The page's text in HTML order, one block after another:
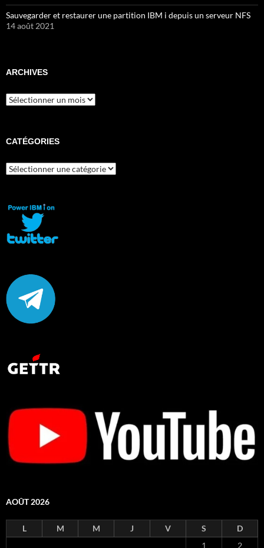
Sauvegarder et restaurer une partition IBM i depuis un serveur NFS
14 août 2021
ARCHIVES
Archives
CATÉGORIES
Catégories
AOÛT 2026
L M M J V S
D
1
2